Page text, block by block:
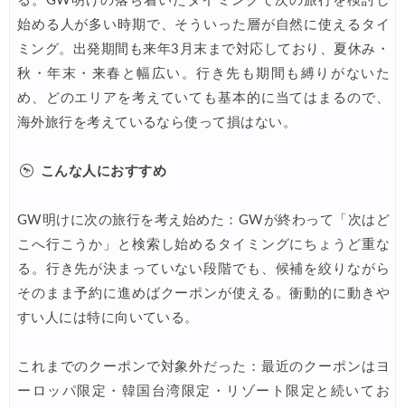
始める人が多い時期で、そういった層が自然に使えるタイ
ミング。出発期間も来年3月末まで対応しており、夏休み・
秋・年末・来春と幅広い。行き先も期間も縛りがないた
め、どのエリアを考えていても基本的に当てはまるので、
海外旅行を考えているなら使って損はない。
こんな人におすすめ
GW明けに次の旅行を考え始めた：GWが終わって「次はど
こへ行こうか」と検索し始めるタイミングにちょうど重な
る。行き先が決まっていない段階でも、候補を絞りながら
そのまま予約に進めばクーポンが使える。衝動的に動きや
すい人には特に向いている。
これまでのクーポンで対象外だった：最近のクーポンはヨ
ーロッパ限定・韓国台湾限定・リゾート限定と続いてお